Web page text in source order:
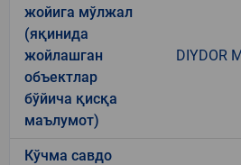
жойига мўлжал
(яқинида
жойлашган
объектлар
бўйича қисқа
маълумот)
DIYDOR
Кўчма савдо